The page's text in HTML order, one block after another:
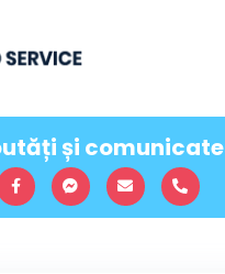
și comunicate